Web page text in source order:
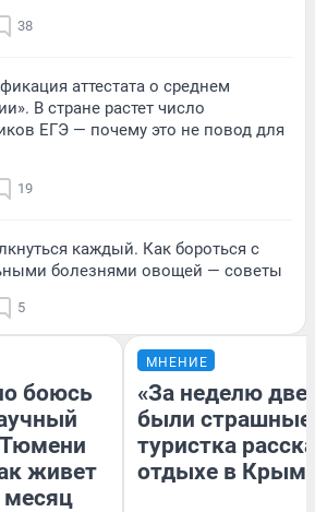
38
аттестата о среднем
В стране растет число
ЕГЭ — почему это не повод для
19
каждый. Как бороться с
болезнями овощей — советы
5
боюсь
Тюмени
живет
месяц
МНЕНИЕ
«За неделю две
были
туристка
отдыхе в